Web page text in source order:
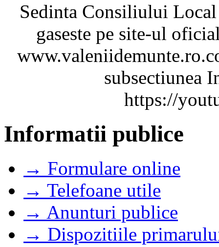
Sedinta Consiliului
gaseste pe site-ul
subsectiunea
https://
Informatii publice
→ Formulare online
→ Telefoane utile
→ Anunturi publice
→ Dispozitiile